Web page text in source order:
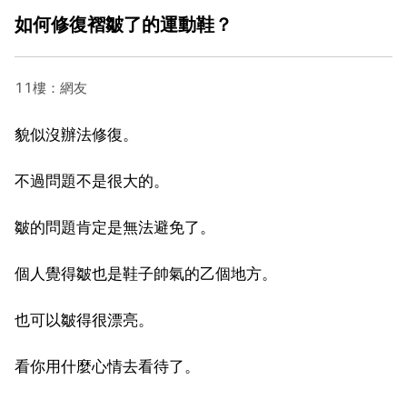
如何修復褶皺了的運動鞋？
11樓：網友
貌似沒辦法修復。
不過問題不是很大的。
皺的問題肯定是無法避免了。
個人覺得皺也是鞋子帥氣的乙個地方。
也可以皺得很漂亮。
看你用什麼心情去看待了。